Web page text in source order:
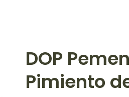
DOP
Pimiento